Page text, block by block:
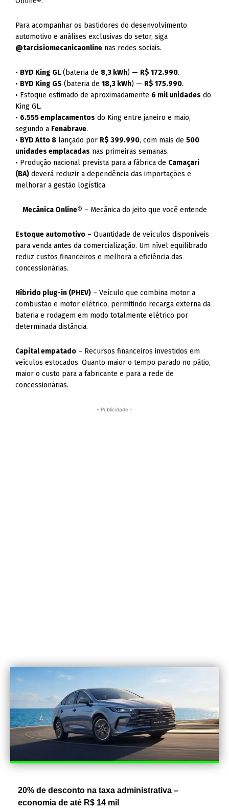
Para acompanhar os bastidores do desenvolvimento
automotivo e análises exclusivas do setor, siga
@tarcisiomecanicaonline nas redes sociais.
• BYD King GL (bateria de 8,3 kWh) — R$ 172.990.
• BYD King GS (bateria de18,3 kWh) — R$ 175.990.
• Estoque estimado de aproximadamente 6 mil unidades do
King GL.
• 6.555 emplacamentos do King entre janeiro e maio,
segundo a Fenabrave.
• BYD Atto 8 lançado por R$ 399.990, com mais de500
unidades emplacadas nas primeiras semanas.
• Produção nacional prevista para a fábrica de Camaçari
(BA) deverá reduzir a dependência das importações e
melhorar a gestão logística.
Mecânica Online® – Mecânica do jeito que você entende
Estoque automotivo – Quantidade de veículos disponíveis
para venda antes da comercialização. Um nível equilibrado
reduz custos financeiros e melhora a eficiência das
concessionárias.
Híbrido plug-in (PHEV) – Veículo que combina motor a
combustão e motor elétrico, permitindo recarga externa da
bateria e rodagem em modo totalmente elétrico por
determinada distância.
Capital empatado – Recursos financeiros investidos em
veículos estocados. Quanto maior o tempo parado no pátio,
maior o custo para a fabricante e para a rede de
concessionárias.
- Publicidade -
20% de desconto na taxa administrativa –
economia de até R$ 14 mil